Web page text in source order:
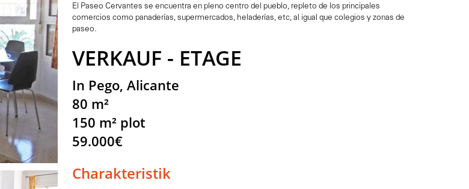
El Paseo Cervantes se encuentra en pleno centro del pueblo, repleto de los principales
comercios como panaderías, supermercados, heladerías, etc, al igual que colegios y zonas de
paseo.
VERKAUF - ETAGE
In Pego, Alicante
80 m²
150 m² plot
59.000€
Charakteristik